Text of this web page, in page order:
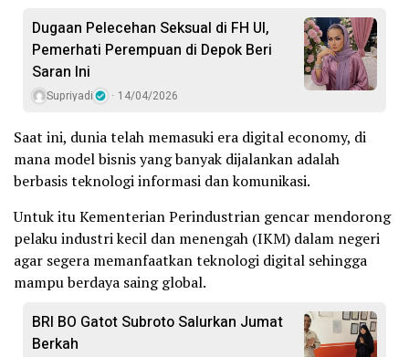
Dugaan Pelecehan Seksual di FH UI,
Pemerhati Perempuan di Depok Beri
Saran Ini
Supriyadi 14/04/2026
Saat ini, dunia telah memasuki era digital economy, di
mana model bisnis yang banyak dijalankan adalah
berbasis teknologi informasi dan komunikasi.
Untuk itu Kementerian Perindustrian gencar mendorong
pelaku industri kecil dan menengah (IKM) dalam negeri
agar segera memanfaatkan teknologi digital sehingga
mampu berdaya saing global.
BRI BO Gatot Subroto Salurkan Jumat
Berkah